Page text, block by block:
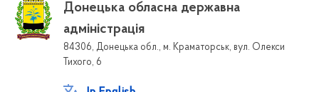
Донецька обласна державна
адміністрація
84306, Донецька обл., м. Краматорськ, вул. Олекси
Тихого, 6